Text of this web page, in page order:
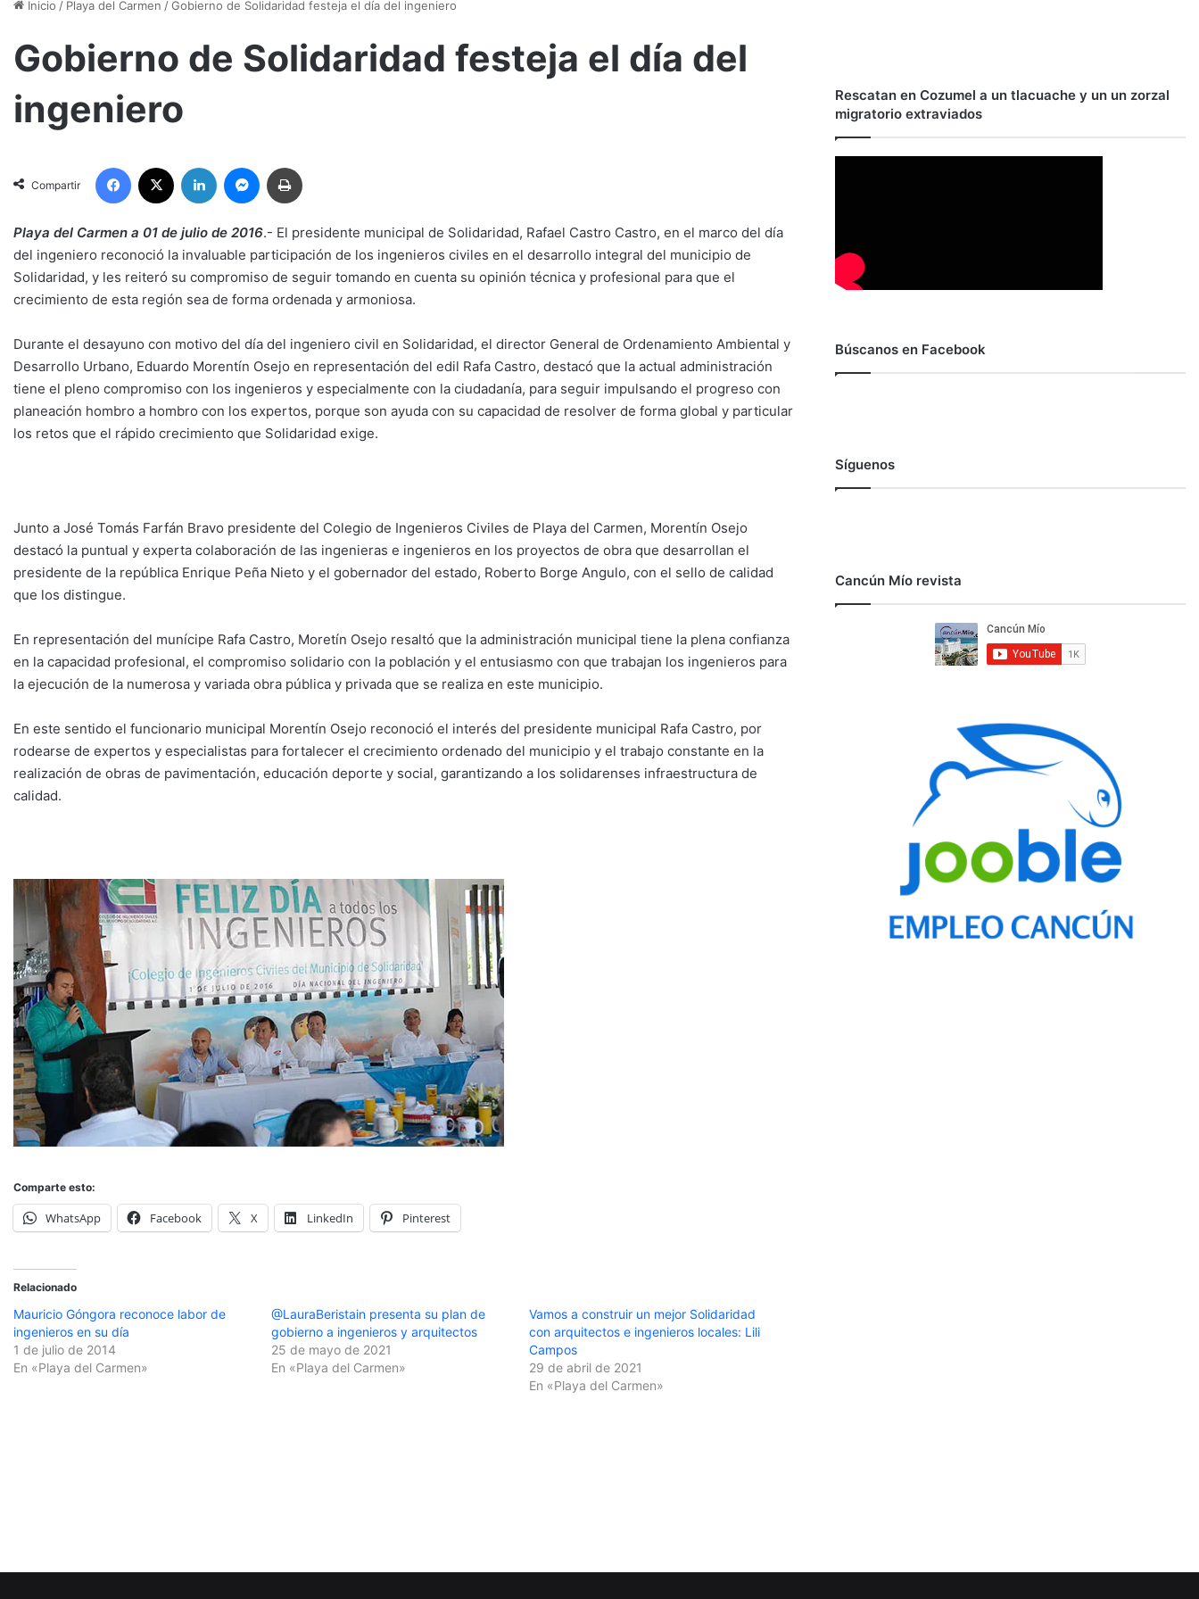
Inicio / Playa del Carmen /Gobierno de Solidaridad festeja el día del ingeniero
Gobierno de Solidaridad festeja el día del
ingeniero
Compartir
Playa del Carmen a 01 de julio de 2016.- El presidente municipal de Solidaridad, Rafael Castro Castro, en el marco del día
del ingeniero reconoció la invaluable participación de los ingenieros civiles en el desarrollo integral del municipio de
Solidaridad, y les reiteró su compromiso de seguir tomando en cuenta su opinión técnica y profesional para que el
crecimiento de esta región sea de forma ordenada y armoniosa.
Durante el desayuno con motivo del día del ingeniero civil en Solidaridad, el director General de Ordenamiento Ambiental y
Desarrollo Urbano, Eduardo Morentín Osejo en representación del edil Rafa Castro, destacó que la actual administración
tiene el pleno compromiso con los ingenieros y especialmente con la ciudadanía, para seguir impulsando el progreso con
planeación hombro a hombro con los expertos, porque son ayuda con su capacidad de resolver de forma global y particular
los retos que el rápido crecimiento que Solidaridad exige.
Junto a José Tomás Farfán Bravo presidente del Colegio de Ingenieros Civiles de Playa del Carmen, Morentín Osejo
destacó la puntual y experta colaboración de las ingenieras e ingenieros en los proyectos de obra que desarrollan el
presidente de la república Enrique Peña Nieto y el gobernador del estado, Roberto Borge Angulo, con el sello de calidad
que los distingue.
En representación del munícipe Rafa Castro, Moretín Osejo resaltó que la administración municipal tiene la plena confianza
en la capacidad profesional, el compromiso solidario con la población y el entusiasmo con que trabajan los ingenieros para
la ejecución de la numerosa y variada obra pública y privada que se realiza en este municipio.
En este sentido el funcionario municipal Morentín Osejo reconoció el interés del presidente municipal Rafa Castro, por
rodearse de expertos y especialistas para fortalecer el crecimiento ordenado del municipio y el trabajo constante en la
realización de obras de pavimentación, educación deporte y social, garantizando a los solidarenses infraestructura de
calidad.
Comparte esto:
WhatsApp Facebook X LinkedIn Pinterest
Relacionado
Mauricio Góngora reconoce labor de
ingenieros en su día
1 de julio de 2014
En «Playa del Carmen»
@LauraBeristain presenta su plan de
gobierno a ingenieros y arquitectos
25 de mayo de 2021
En «Playa del Carmen»
Vamos a construir un mejor Solidaridad
con arquitectos e ingenieros locales: Lili
Campos
29 de abril de 2021
En «Playa del Carmen»
Rescatan en Cozumel a un tlacuache y un un zorzal
migratorio extraviados
Búscanos en Facebook
Síguenos
Cancún Mío revista